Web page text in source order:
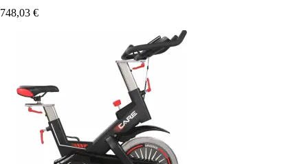
748,03 €